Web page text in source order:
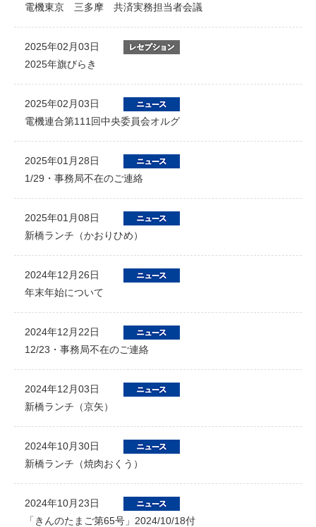
電機東京 三多摩 共済実務担当者会議
2025年02月03日
2025年旗びらき
2025年02月03日
電機連合第111回中央委員会オルグ
2025年01月28日
1/29・事務局不在のご連絡
2025年01月08日
新橋ランチ（かおりひめ）
2024年12月26日
年末年始について
2024年12月22日
12/23・事務局不在のご連絡
2024年12月03日
新橋ランチ（京矢）
2024年10月30日
新橋ランチ（焼肉おくう）
2024年10月23日
「きんのたまご第65号」2024/10/18付